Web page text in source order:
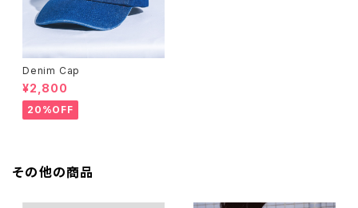
Denim Cap
¥2,800
20%OFF
その他の商品